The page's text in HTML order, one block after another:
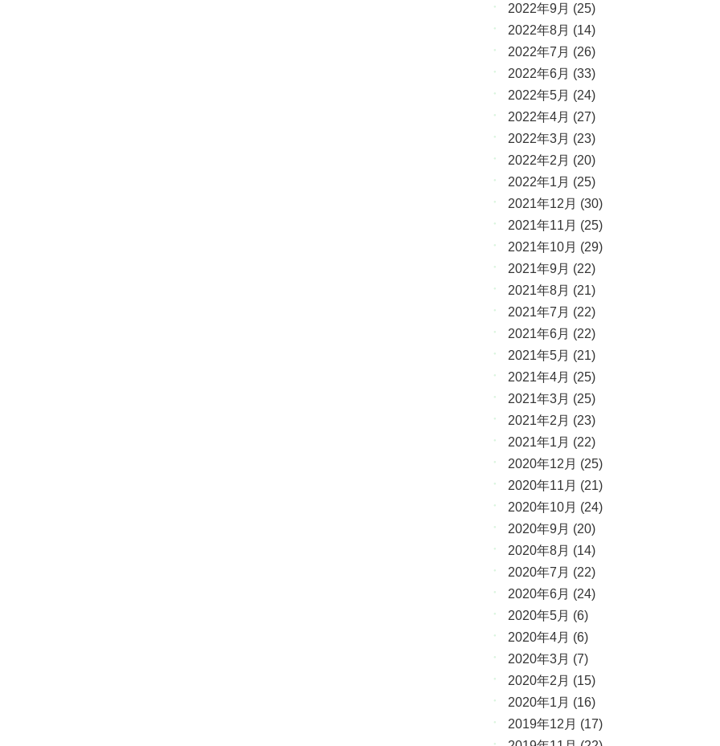
2022年9月 (25)
2022年8月 (14)
2022年7月 (26)
2022年6月 (33)
2022年5月 (24)
2022年4月 (27)
2022年3月 (23)
2022年2月 (20)
2022年1月 (25)
2021年12月 (30)
2021年11月 (25)
2021年10月 (29)
2021年9月 (22)
2021年8月 (21)
2021年7月 (22)
2021年6月 (22)
2021年5月 (21)
2021年4月 (25)
2021年3月 (25)
2021年2月 (23)
2021年1月 (22)
2020年12月 (25)
2020年11月 (21)
2020年10月 (24)
2020年9月 (20)
2020年8月 (14)
2020年7月 (22)
2020年6月 (24)
2020年5月 (6)
2020年4月 (6)
2020年3月 (7)
2020年2月 (15)
2020年1月 (16)
2019年12月 (17)